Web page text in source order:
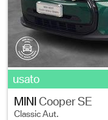
usato
MINI Cooper SE
Classic Aut.